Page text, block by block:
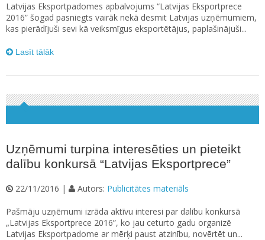
Latvijas Eksportpadomes apbalvojums “Latvijas Eksportprece
2016” šogad pasniegts vairāk nekā desmit Latvijas uzņēmumiem,
kas pierādījuši sevi kā veiksmīgus eksportētājus, paplašinājuši...
Lasīt tālāk
Uzņēmumi turpina interesēties un pieteikt
dalību konkursā “Latvijas Eksportprece”
22/11/2016 | Autors: Publicitātes materiāls
Pašmāju uzņēmumi izrāda aktīvu interesi par dalību konkursā
„Latvijas Eksportprece 2016”, ko jau ceturto gadu organizē
Latvijas Eksportpadome ar mērķi paust atzinību, novērtēt un...